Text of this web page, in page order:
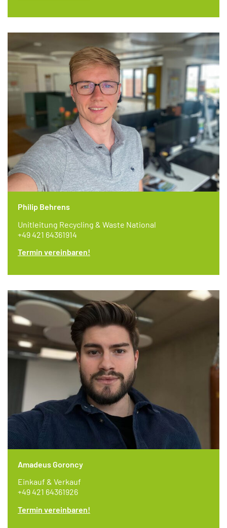
Philip Behrens
Unitleitung Recycling & Waste National
+49 421 64361914
Termin vereinbaren!
Amadeus Goroncy
Einkauf & Verkauf
+49 421 64361926
Termin vereinbaren!